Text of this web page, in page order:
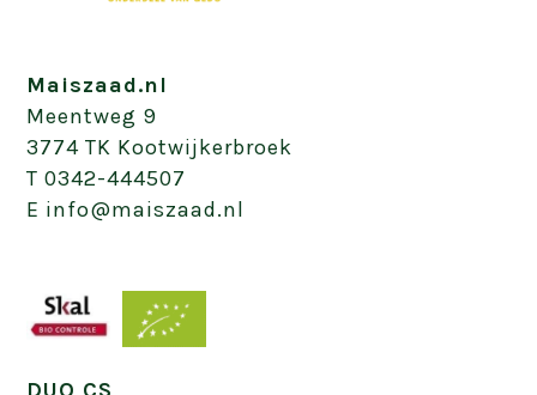
Maiszaad.nl
Meentweg 9
3774 TK Kootwijkerbroek
T 0342-444507
E info@maiszaad.nl